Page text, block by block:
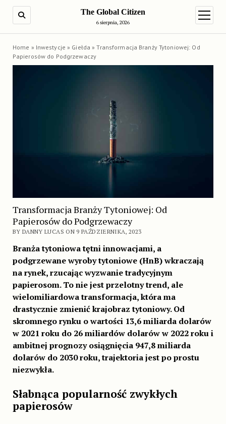
The Global Citizen
6 sierpnia, 2026
open
Home » Inwestycje » Giełda » Transformacja Branży Tytoniowej: Od
Papierosów do Podgrzewaczy
Transformacja Branży Tytoniowej: Od
Papierosów do Podgrzewaczy
BY DANNY LUCAS ON 9 PAŹDZIERNIKA, 2023
Branża tytoniowa tętni innowacjami, a
podgrzewane wyroby tytoniowe (HnB) wkraczają
na rynek, rzucając wyzwanie tradycyjnym
papierosom. To nie jest przelotny trend, ale
wielomiliardowa transformacja, która ma
drastycznie zmienić krajobraz tytoniowy. Od
skromnego rynku o wartości 13,6 miliarda dolarów
w 2021 roku do 26 miliardów dolarów w 2022 roku i
ambitnej prognozy osiągnięcia 947,8 miliarda
dolarów do 2030 roku, trajektoria jest po prostu
niezwykła.
Słabnąca popularność zwykłych
papierosów